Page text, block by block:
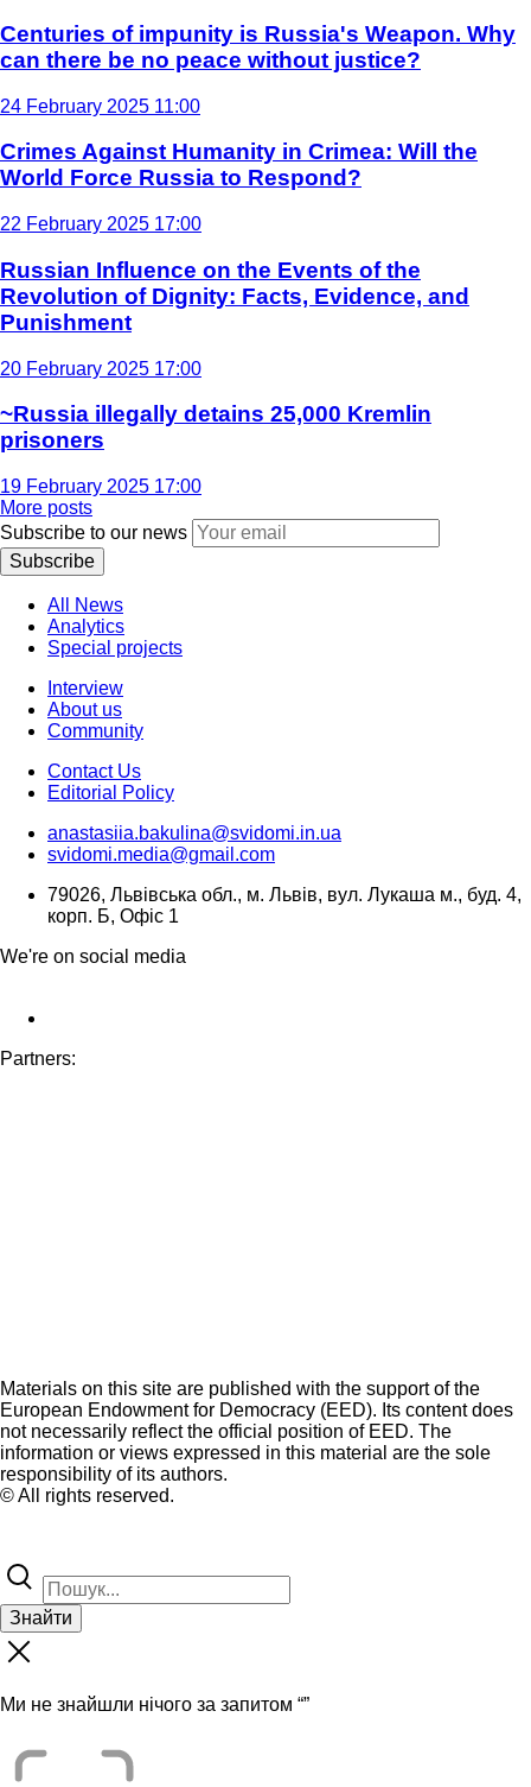
Centuries of impunity is Russia's Weapon. Why
can there be no peace without justice?
24 February 2025 11:00
Crimes Against Humanity in Crimea: Will the
World Force Russia to Respond?
22 February 2025 17:00
Russian Influence on the Events of the
Revolution of Dignity: Facts, Evidence, and
Punishment
20 February 2025 17:00
~Russia illegally detains 25,000 Kremlin
prisoners
19 February 2025 17:00
More posts
Subscribe to our news
Subscribe
All News
Analytics
Special projects
Interview
About us
Community
Contact Us
Editorial Policy
anastasiia.bakulina@svidomi.in.ua
svidomi.media@gmail.com
79026, Львівська обл., м. Львів, вул. Лукаша м., буд. 4,
корп. Б, Офіс 1
We're on social media
Partners:
Materials on this site are published with the support of the
European Endowment for Democracy (EED). Its content does
not necessarily reflect the official position of EED. The
information or views expressed in this material are the sole
responsibility of its authors.
© All rights reserved.
Знайти
Ми не знайшли нічого за запитом “”